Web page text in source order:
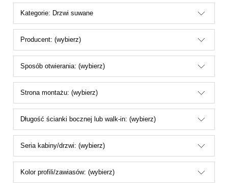
Kategorie: Drzwi suwane
Producent: (wybierz)
Sposób otwierania: (wybierz)
Strona montażu: (wybierz)
Długość ścianki bocznej lub walk-in: (wybierz)
Seria kabiny/drzwi: (wybierz)
Kolor profili/zawiasów: (wybierz)